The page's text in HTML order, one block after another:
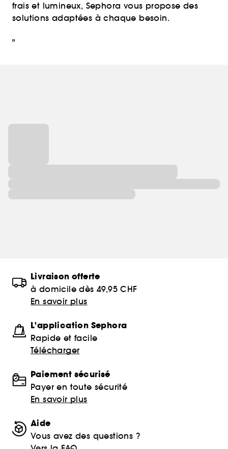
frais et lumineux, Sephora vous propose des
solutions adaptées à chaque besoin.
"
Livraison offerte
à domicile dès 49,95 CHF
En savoir plus
L'application Sephora
Rapide et facile
Télécharger
Paiement sécurisé
Payer en toute sécurité
En savoir plus
Aide
Vous avez des questions ?